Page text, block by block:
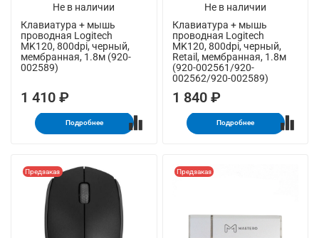
Не в наличии
Клавиатура + мышь
проводная Logitech
MK120, 800dpi, черный,
мембранная, 1.8м (920-
002589)
1 410 ₽
Подробнее
Не в наличии
Клавиатура + мышь
проводная Logitech
MK120, 800dpi, черный,
Retail, мембранная, 1.8м
(920-002561/920-
002562/920-002589)
1 840 ₽
Подробнее
Предзаказ Предзаказ